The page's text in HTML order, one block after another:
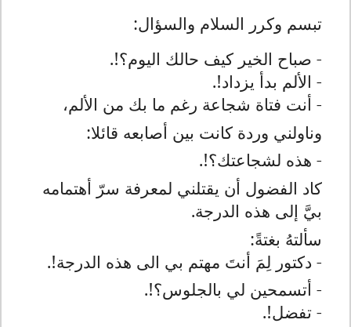
تبسم وكرر السلام والسؤال:
- صباح الخير كيف حالك اليوم؟!.
- الألم بدأ يزداد!.
- أنت فتاة شجاعة رغم ما بك من الألم،
وناولني وردة كانت بين أصابعه قائلا:
- هذه لشجاعتك؟!.
كاد الفضول أن يقتلني لمعرفة سرّ أهتمامه
بيَّ إلى هذه الدرجة.
سألتهُ بغتةً:
- دكتور لِمَ أنتَ مهتم بي الى هذه الدرجة!.
- أتسمحين لي بالجلوس؟!.
- تفضل!.